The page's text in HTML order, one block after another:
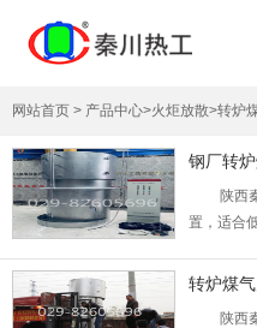
网站首页 > 产品中心>火炬放散>转炉
钢厂转
陕西
置，适合
转炉煤
陕西